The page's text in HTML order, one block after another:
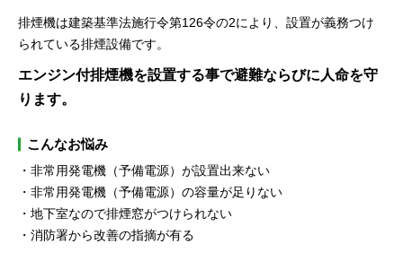
排煙機は建築基準法施行令第126令の2により、設置が義務つけ
られている排煙設備です。
エンジン付排煙機を設置する事で避難ならびに人命を守
ります。
こんなお悩み
非常用発電機（予備電源）が設置出来ない
非常用発電機（予備電源）の容量が足りない
地下室なので排煙窓がつけられない
消防署から改善の指摘が有る